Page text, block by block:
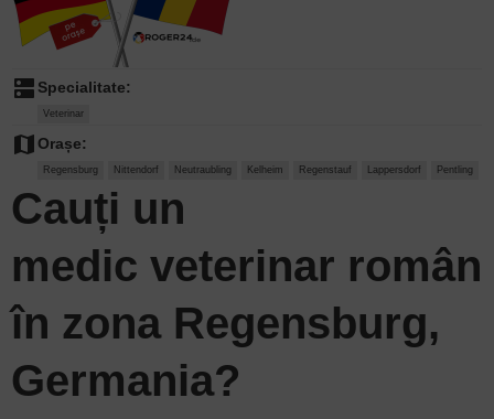
dns Specialitate:
Veterinar
map Orașe:
Regensburg Nittendorf Neutraubling Kelheim Regenstauf Lappersdorf Pentling
Cauți un
medic veterinar român
în zona Regensburg,
Germania?